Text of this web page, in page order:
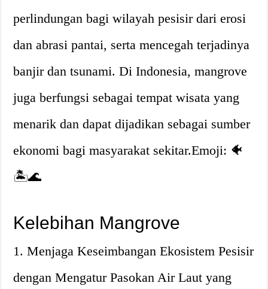
perlindungan bagi wilayah pesisir dari erosi
dan abrasi pantai, serta mencegah terjadinya
banjir dan tsunami. Di Indonesia, mangrove
juga berfungsi sebagai tempat wisata yang
menarik dan dapat dijadikan sebagai sumber
ekonomi bagi masyarakat sekitar.Emoji: 🐠
🏝️🌊
Kelebihan Mangrove
1. Menjaga Keseimbangan Ekosistem Pesisir
dengan Mengatur Pasokan Air Laut yang